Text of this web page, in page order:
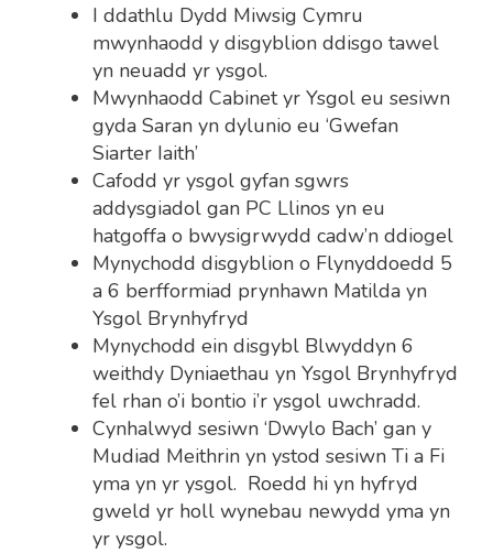
I ddathlu Dydd Miwsig Cymru
mwynhaodd y disgyblion ddisgo tawel
yn neuadd yr ysgol.
Mwynhaodd Cabinet yr Ysgol eu sesiwn
gyda Saran yn dylunio eu ‘Gwefan
Siarter Iaith’
Cafodd yr ysgol gyfan sgwrs
addysgiadol gan PC Llinos yn eu
hatgoffa o bwysigrwydd cadw’n ddiogel
Mynychodd disgyblion o Flynyddoedd 5
a 6 berfformiad prynhawn Matilda yn
Ysgol Brynhyfryd
Mynychodd ein disgybl Blwyddyn 6
weithdy Dyniaethau yn Ysgol Brynhyfryd
fel rhan o’i bontio i’r ysgol uwchradd.
Cynhalwyd sesiwn ‘Dwylo Bach’ gan y
Mudiad Meithrin yn ystod sesiwn Ti a Fi
yma yn yr ysgol. Roedd hi yn hyfryd
gweld yr holl wynebau newydd yma yn
yr ysgol.